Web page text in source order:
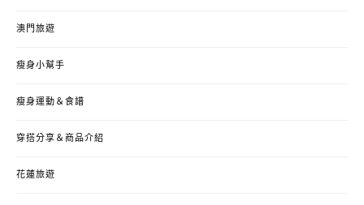
澳門旅遊
瘦身小幫手
瘦身運動＆食譜
穿搭分享＆商品介紹
花蓮旅遊